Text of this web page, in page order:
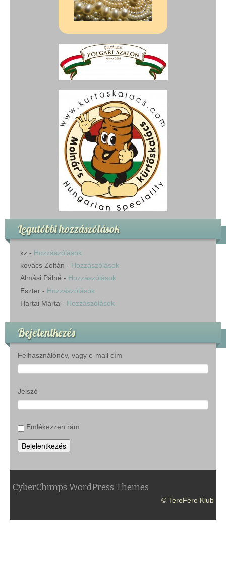
Legutóbbi hozzászólások
kz - Hozzászólások
kovács Zoltán - Hozzászólások
Almási Pálné - Hozzászólások
Eszter - Hozzászólások
Hartai Márta - Hozzászólások
Bejelentkezés
Felhasználónév, vagy e-mail cím
Jelszó
Emlékezzen rám
Bejelentkezés
CyberChimps WordPress Themes
© TereFere Klub